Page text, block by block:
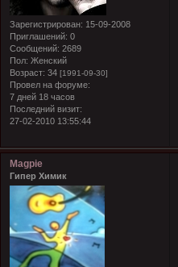
Зарегистрирован: 15-09-2008
Приглашений: 0
Сообщений: 2689
Пол: Женский
Возраст: 34 [1991-09-30]
Провел на форуме:
7 дней 18 часов
Последний визит:
27-02-2010 13:55:44
Magpie
Гипер Химик